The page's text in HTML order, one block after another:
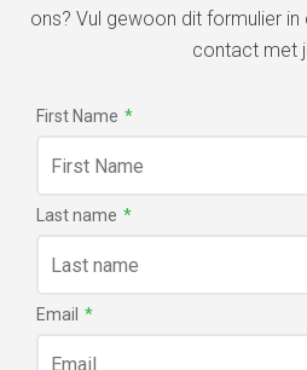
ons? Vul gewoon dit formulier
contact met
First Name *
Last name *
Email *